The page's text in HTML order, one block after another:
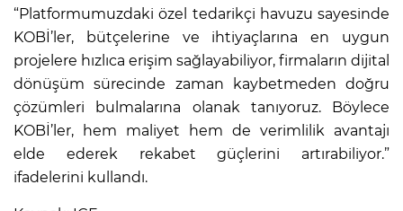
“Platformumuzdaki özel tedarikçi havuzu sayesinde
KOBİ’ler, bütçelerine ve ihtiyaçlarına en uygun
projelere hızlıca erişim sağlayabiliyor, firmaların dijital
dönüşüm sürecinde zaman kaybetmeden doğru
çözümleri bulmalarına olanak tanıyoruz. Böylece
KOBİ’ler, hem maliyet hem de verimlilik avantajı
elde ederek rekabet güçlerini artırabiliyor.”
ifadelerini kullandı.